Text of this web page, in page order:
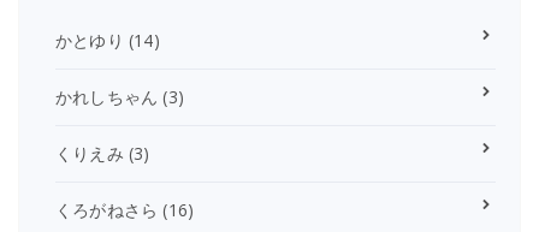
かとゆり (14)
かれしちゃん (3)
くりえみ (3)
くろがねさら (16)